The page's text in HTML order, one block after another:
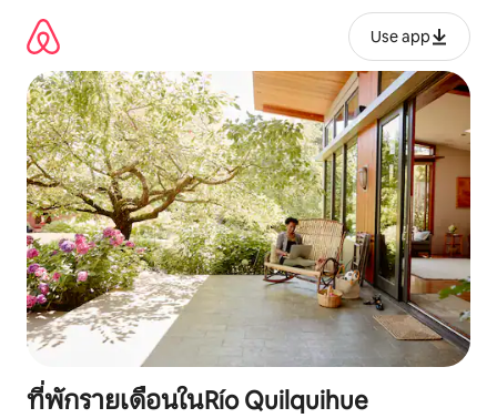
เนื้อหา
Use app
ที่พักรายเดือนในRío Quilquihue